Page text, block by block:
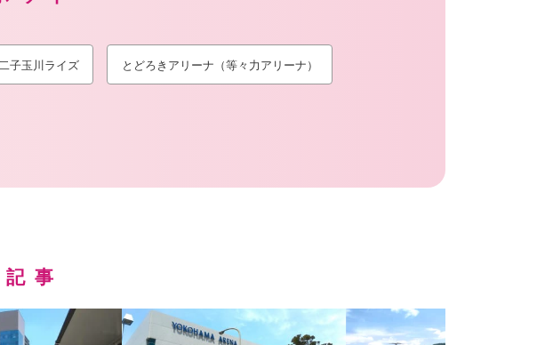
二子玉川ライズ とどろきアリーナ（等々力アリーナ）
事